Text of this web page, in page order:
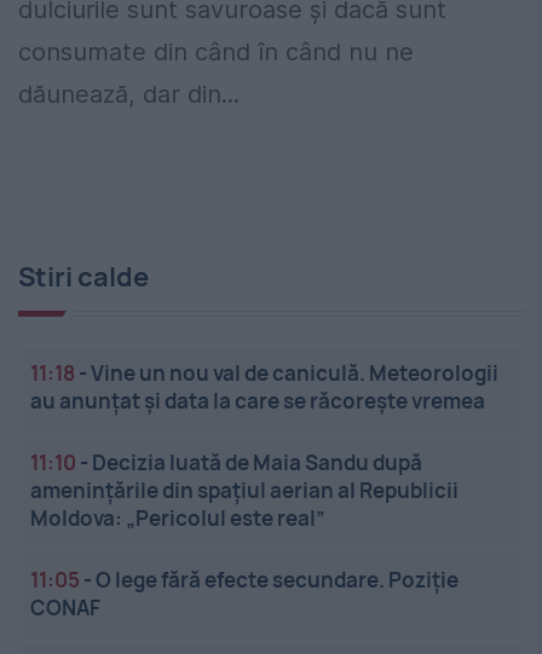
dulciurile sunt savuroase şi dacă sunt
consumate din când în când nu ne
dăunează, dar din...
Stiri calde
11:18 -Vine un nou val de caniculă. Meteorologii
au anunțat și data la care se răcorește vremea
11:10 - Decizia luată de Maia Sandu după
amenințările din spațiul aerian al Republicii
Moldova: „Pericolul este real”
11:05 -O lege fără efecte secundare. Poziție
CONAF